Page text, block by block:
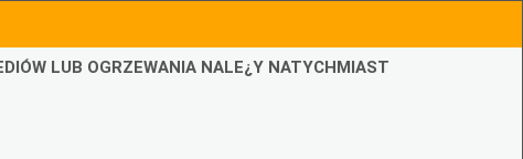
LUB OGRZEWANIA NALE¿Y NATYCHMIAST